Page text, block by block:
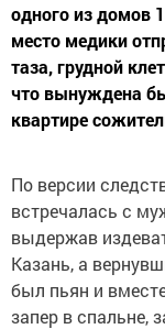
одного из домов
место медики
таза, грудной
что вынуждена
квартире
По версии
встречалась с
выдержав
Казань, а
был пьян и
запер в спальне,